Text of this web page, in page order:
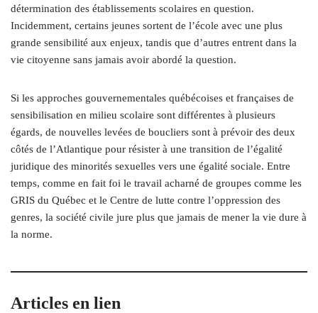
détermination des établissements scolaires en question.
Incidemment, certains jeunes sortent de l’école avec une plus
grande sensibilité aux enjeux, tandis que d’autres entrent dans la
vie citoyenne sans jamais avoir abordé la question.
Si les approches gouvernementales québécoises et françaises de
sensibilisation en milieu scolaire sont différentes à plusieurs
égards, de nouvelles levées de boucliers sont à prévoir des deux
côtés de l’Atlantique pour résister à une transition de l’égalité
juridique des minorités sexuelles vers une égalité sociale. Entre
temps, comme en fait foi le travail acharné de groupes comme les
GRIS du Québec et le Centre de lutte contre l’oppression des
genres, la société civile jure plus que jamais de mener la vie dure à
la norme.
Articles en lien